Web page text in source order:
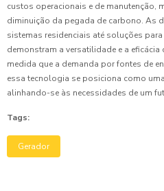
custos operacionais e de manutenção,
diminuição da pegada de carbono. As
sistemas residenciais até soluções
demonstram a versatilidade e a
medida que a demanda por fontes de
essa tecnologia se posiciona como
alinhando-se às necessidades de um
Tags:
Gerador